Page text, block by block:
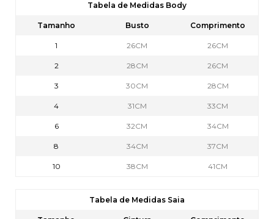
Tabela de Medidas Body
Tamanho Busto Comprimento
1 26CM 26CM
2 28CM 26CM
3 30CM 28CM
4 31CM 33CM
6 32CM 34CM
8 34CM 37CM
10 38CM 41CM
Tabela de Medidas Saia